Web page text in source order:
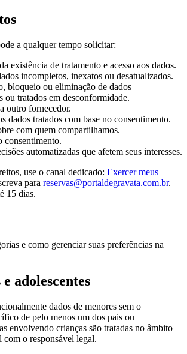
a qualquer tempo solicitar:
existência de tratamento e acesso aos dados.
incompletos, inexatos ou desatualizados.
bloqueio ou eliminação de dados
ou tratados em desconformidade.
outro fornecedor.
dados tratados com base no consentimento.
com quem compartilhamos.
consentimento.
automatizadas que afetem seus interesses.
use o canal dedicado: Exercer meus
para reservas@portaldegravata.com.br.
15 dias.
e como gerenciar suas preferências na
adolescentes
dados de menores sem o
de pelo menos um dos pais ou
envolvendo crianças são tratadas no âmbito
com o responsável legal.